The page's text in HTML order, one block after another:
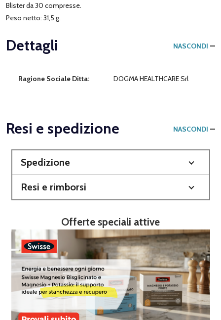
Blister da 30 compresse.
Peso netto: 31,5 g.
Dettagli NASCONDI
Ragione Sociale Ditta: DOGMA HEALTHCARE Srl
Resi e spedizione NASCONDI
Spedizione
Resi e rimborsi
Offerte speciali attive